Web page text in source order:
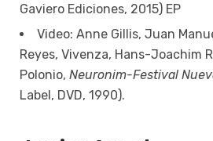
Gaviero Ediciones, 2015) EP
Video: Anne Gillis, Juan
Reyes, Vivenza, Hans-Joachim
Polonio, Neuronim-Festival
Label, DVD, 1990).